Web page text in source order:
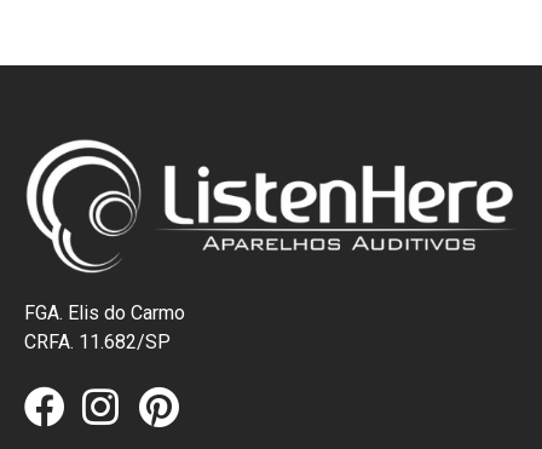
FGA. Elis do Carmo
CRFA. 11.682/SP